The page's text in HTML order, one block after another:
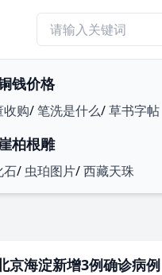
钱价格
收购/笔洗是什么/草书字帖
柏根雕
石/ 虫珀图片/西藏天珠
京海淀新增3例确诊病例